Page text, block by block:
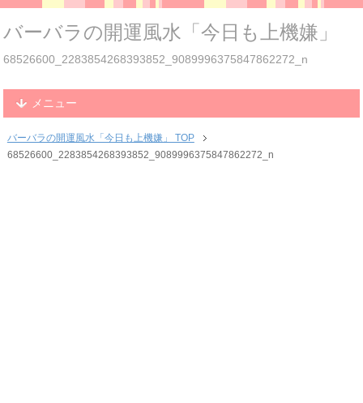
バーバラの開運風水「今日も上機嫌」
68526600_2283854268393852_9089996375847862272_n
メニュー
バーバラの開運風水「今日も上機嫌」 TOP
68526600_2283854268393852_9089996375847862272_n